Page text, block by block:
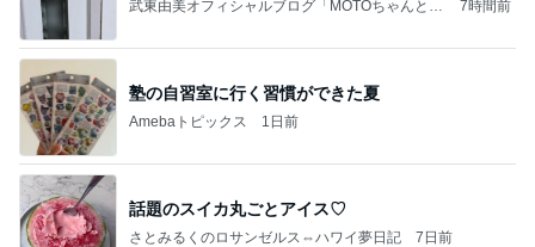
武東由美オフィシャルブログ「MOTOちゃんとの
7時間前
塾の自習室に行く習慣ができた夏
Amebaトピックス 1日前
話題のスイカ丸ごとアイス♡
さとみるくのロサンゼルス⇔ハワイ夢日記 7日前